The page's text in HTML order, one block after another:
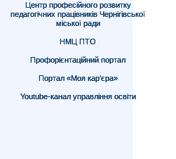
Центр професійного розвитку
педагогічних працівників Чернігівської
міської ради
НМЦ ПТО
Профорієнтаційний портал
Портал «Моя кар’єра»
Youtube-канал управління освіти